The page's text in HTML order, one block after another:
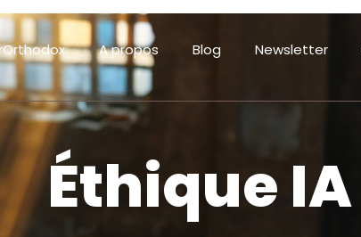
A propos Blog Newsletter
Éthique IA